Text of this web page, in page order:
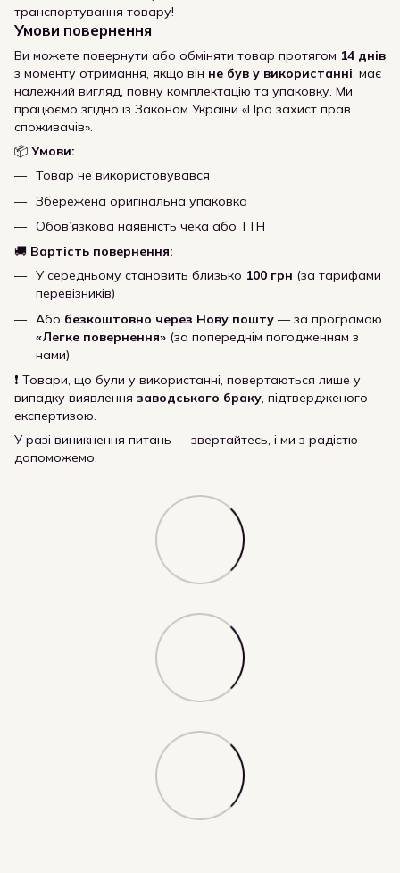
транспортування товару!
Умови повернення
Ви можете повернути або обміняти товар протягом 14 днів
з моменту отримання, якщо він не був у використанні, має
належний вигляд, повну комплектацію та упаковку. Ми
працюємо згідно із Законом України «Про захист прав
споживачів».
📦 Умови:
Товар не використовувався
Збережена оригінальна упаковка
Обов’язкова наявність чека або ТТН
🚚 Вартість повернення:
У середньому становить близько 100 грн (за тарифами
перевізників)
Або безкоштовно через Нову пошту — за програмою
«Легке повернення» (за попереднім погодженням з
нами)
❗ Товари, що були у використанні, повертаються лише у
випадку виявлення заводського браку, підтвердженого
експертизою.
У разі виникнення питань — звертайтесь, і ми з радістю
допоможемо.